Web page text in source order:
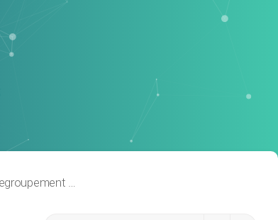
Regroupement de crédits avec garantie